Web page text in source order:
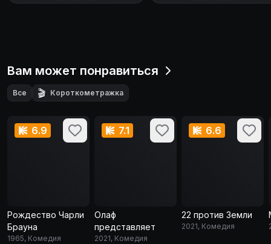
Вам может понравиться
Все 🎬 Короткометражка
6.9
Рождество Чарли
Брауна
1965, Комедия
7.1
Олаф
представляет
2021, Комедия
6.6
22 против Земли
2021, Комедия